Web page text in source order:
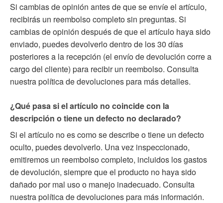
Si cambias de opinión antes de que se envíe el artículo,
recibirás un reembolso completo sin preguntas. Si
cambias de opinión después de que el artículo haya sido
enviado, puedes devolverlo dentro de los 30 días
posteriores a la recepción (el envío de devolución corre a
cargo del cliente) para recibir un reembolso. Consulta
nuestra política de devoluciones para más detalles.
¿Qué pasa si el artículo no coincide con la
descripción o tiene un defecto no declarado?
Si el artículo no es como se describe o tiene un defecto
oculto, puedes devolverlo. Una vez inspeccionado,
emitiremos un reembolso completo, incluidos los gastos
de devolución, siempre que el producto no haya sido
dañado por mal uso o manejo inadecuado. Consulta
nuestra política de devoluciones para más información.